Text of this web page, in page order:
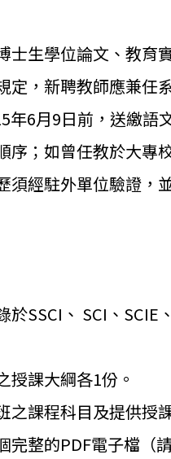
生學位論文、 教育
定， 新聘教師應兼任
6月9日前， 送繳語
序； 如曾任教於大專
須經駐外單位驗證，
SSCI、 SCI、SCIE
課大綱各1份。
之課程科目及提供授
完整的PDF電子檔（請